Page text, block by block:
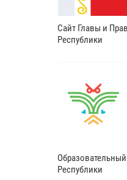
Сайт Главы и
Республики
Республики